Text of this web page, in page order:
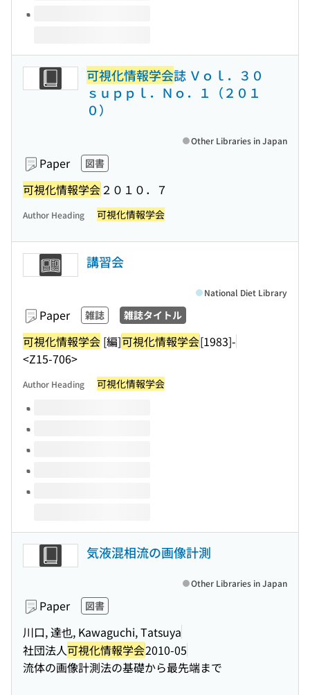
可視化情報学会誌 Ｖｏｌ．３０
ｓｕｐｐｌ．Ｎｏ．１（２０１
０）
Paper 図書
可視化情報学会 ２０１０．７
Other Libraries in Japan
Author Heading 可視化情報学会
講習会
Paper 雑誌 雑誌タイトル
可視化情報学会 [編]可視化情報学会[1983]-
<Z15-706>
National Diet Library
Author Heading 可視化情報学会
Volumes of this title
気液混相流の画像計測
Paper 図書
川口, 達也, Kawaguchi, Tatsuya
社団法人可視化情報学会2010-05
流体の画像計測法の基礎から最先端まで
Other Libraries in Japan